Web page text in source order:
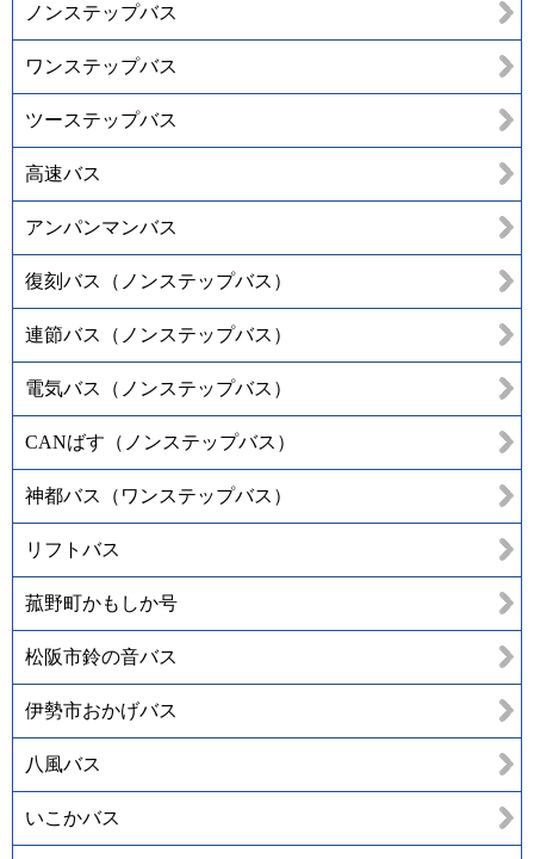
ノンステップバス
ワンステップバス
ツーステップバス
高速バス
アンパンマンバス
復刻バス（ノンステップバス）
連節バス（ノンステップバス）
電気バス（ノンステップバス）
CANばす（ノンステップバス）
神都バス（ワンステップバス）
リフトバス
菰野町かもしか号
松阪市鈴の音バス
伊勢市おかげバス
八風バス
いこかバス